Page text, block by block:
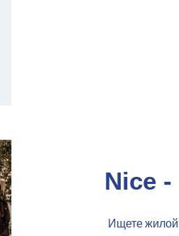
Nice
Ищете